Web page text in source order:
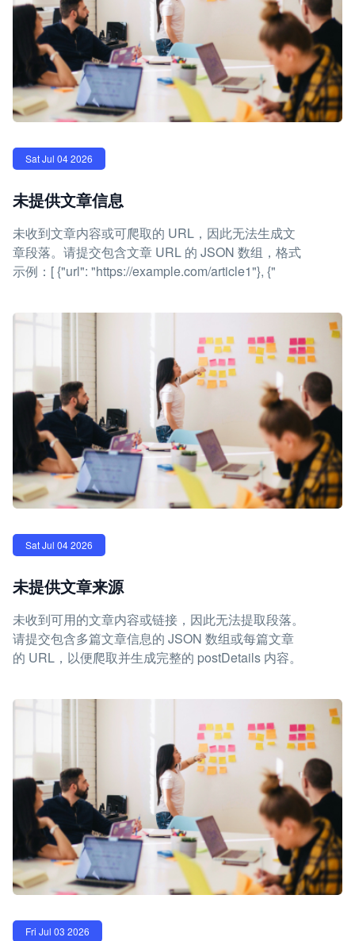
Sat Jul 04 2026
未提供文章信息
未收到文章内容或可爬取的 URL，因此无法生成文
章段落。请提交包含文章 URL 的 JSON 数组，格式
示例：[ {"url": "https://example.com/article1"}, {"
Sat Jul 04 2026
未提供文章来源
未收到可用的文章内容或链接，因此无法提取段落。
请提交包含多篇文章信息的 JSON 数组或每篇文章
的 URL，以便爬取并生成完整的 postDetails 内容。
Fri Jul 03 2026